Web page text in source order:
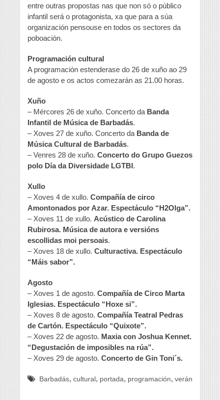
entre outras propostas nas que non só o público
infantil será o protagonista, xa que para a súa
organización pensouse en todos os sectores da
poboación.
Programación cultural
A programación estenderase do 26 de xuño ao 29
de agosto e os actos comezarán as 21.00 horas.
Xuño
– Mércores 26 de xuño. Concerto da Banda
Infantil de Música de Barbadás.
– Xoves 27 de xuño. Concerto da Banda de
Música Cultural de Barbadás.
– Venres 28 de xuño. Concerto do Grupo Guezos
polo Día da Diversidade LGTBI.
Xullo
– Xoves 4 de xullo. Compañía de circo
Amontonados por Azar. Espectáculo “H2Olga”.
– Xoves 11 de xullo. Acústico de Carolina
Rubirosa. Música de autora e versións
escollidas moi persoais.
– Xoves 18 de xullo. Culturactiva. Espectáculo
“Máis sabor”.
Agosto
– Xoves 1 de agosto. Compañía de Circo Marta
Iglesias. Espectáculo “Hoxe si”.
– Xoves 8 de agosto. Compañía Teatral Pedras
de Cartón. Espectáculo “Quixote”.
– Xoves 22 de agosto. Maxia con Joshua Kennet.
“Degustación de imposibles na rúa”.
– Xoves 29 de agosto. Concerto de Gin Toni´s.
Barbadás, cultural , portada, programación, verán